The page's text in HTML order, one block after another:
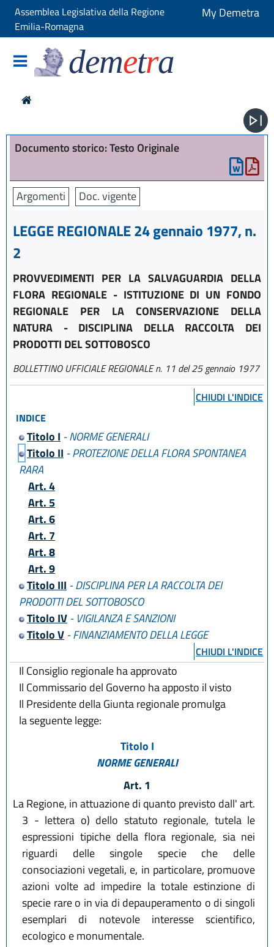
Assemblea Legislativa della Regione
Emilia-Romagna
My Demetra
demetra
Documento storico: Testo Originale
Argomenti Doc. vigente
LEGGE REGIONALE 24 gennaio 1977, n.
2
PROVVEDIMENTI PER LA SALVAGUARDIA DELLA
FLORA REGIONALE - ISTITUZIONE DI UN FONDO
REGIONALE PER LA CONSERVAZIONE DELLA
NATURA - DISCIPLINA DELLA RACCOLTA DEI
PRODOTTI DEL SOTTOBOSCO
BOLLETTINO UFFICIALE REGIONALE n. 11 del 25 gennaio 1977
CHIUDI L'INDICE
INDICE
Titolo I - NORME GENERALI
Titolo II - PROTEZIONE DELLA FLORA SPONTANEA
RARA
Art. 4
Art. 5
Art. 6
Art. 7
Art. 8
Art. 9
Titolo III - DISCIPLINA PER LA RACCOLTA DEI
PRODOTTI DEL SOTTOBOSCO
Titolo IV- VIGILANZA E SANZIONI
Titolo V- FINANZIAMENTO DELLA LEGGE
CHIUDI L'INDICE
Il Consiglio regionale ha approvato
Il Commissario del Governo ha apposto il visto
Il Presidente della Giunta regionale promulga
la seguente legge:
Titolo I
NORME GENERALI
Art. 1
La Regione, in attuazione di quanto previsto dall' art.
3 - lettera o) dello statuto regionale, tutela le
espressioni tipiche della flora regionale, sia nei
riguardi delle singole specie che delle
consociazioni vegetali, e, in particolare, promuove
azioni volte ad impedire la totale estinzione di
specie rare o in via di depauperamento o di singoli
esemplari di notevole interesse scientifico,
ecologico e monumentale.